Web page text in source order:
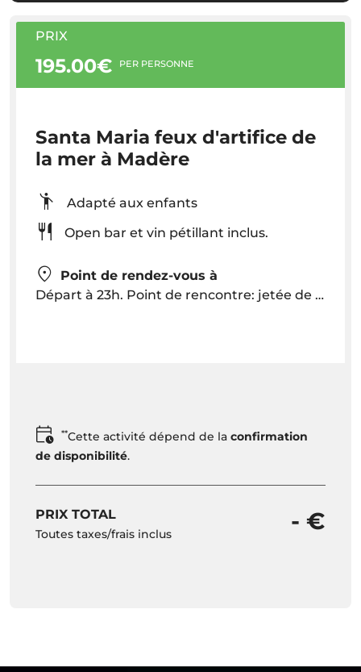
PRIX
195.00€ PER PERSONNE
Santa Maria feux d'artifice de
la mer à Madère
Adapté aux enfants
Open bar et vin pétillant inclus.
Point de rendez-vous à
Départ à 23h. Point de rencontre: jetée de Funchal 30 minutes avant le départ au kiosque Santa Maria
**Cette activité dépend de la confirmation
de disponibilité.
PRIX TOTAL
Toutes taxes/frais inclus - €